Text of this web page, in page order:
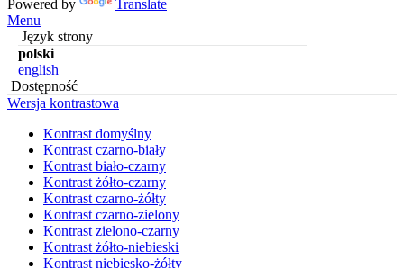
Powered by
Translate
Menu
Język strony
polski
english
Dostępność
Wersja kontrastowa
Kontrast domyślny
Kontrast czarno-biały
Kontrast biało-czarny
Kontrast żółto-czarny
Kontrast czarno-żółty
Kontrast czarno-zielony
Kontrast zielono-czarny
Kontrast żółto-niebieski
Kontrast niebiesko-żółty